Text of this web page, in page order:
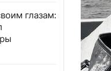
глазам: